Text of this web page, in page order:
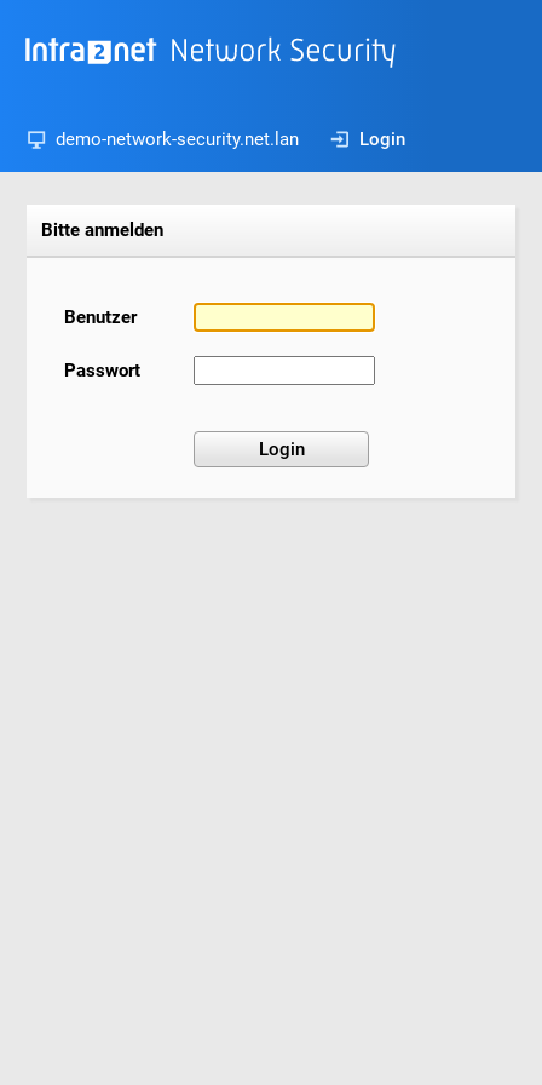
demo-network-security.net.lan Login
Bitte anmelden
Benutzer
Passwort